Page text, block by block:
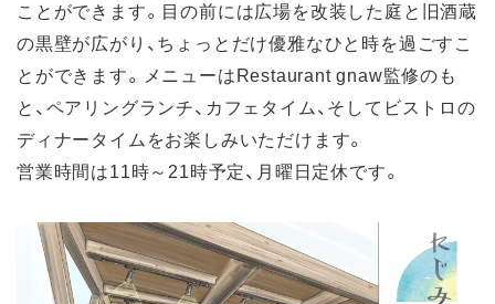
ことができます。目の前には広場を改装した庭と旧酒蔵
の黒壁が広がり、ちょっとだけ優雅なひと時を過ごすこ
とができます。メニューはRestaurant gnaw監修のも
と、ペアリングランチ、カフェタイム、そしてビストロの
ディナータイムをお楽しみいただけます。
営業時間は11時～21時予定、月曜日定休です。